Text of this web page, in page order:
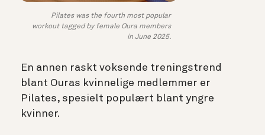
Pilates was the fourth most popular
workout tagged by female Oura members
in June 2025.
En annen raskt voksende treningstrend
blant Ouras kvinnelige medlemmer er
Pilates, spesielt populært blant yngre
kvinner.